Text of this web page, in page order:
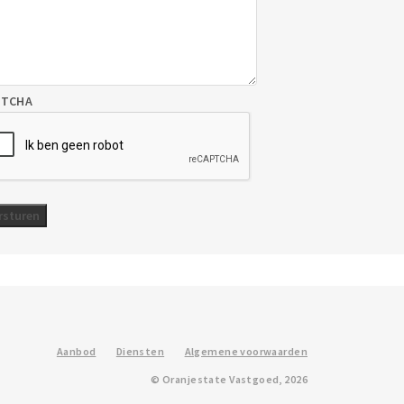
Aanbod Diensten Algemene voorwaarden
© Oranjestate Vastgoed, 2026